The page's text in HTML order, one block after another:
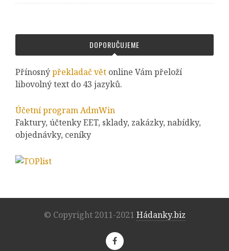
DOPORUČUJEME
Přínosnýpřekladač vět online Vám přeloží
libovolný text do 43 jazyků.
Účetní program AdmWin
Faktury, účtenky EET, sklady, zakázky, nabídky,
objednávky, ceníky
© Copyright 2011-2021 Hádanky.biz